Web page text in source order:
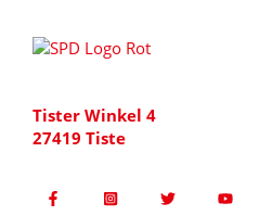
Tister Winkel 4
27419 Tiste